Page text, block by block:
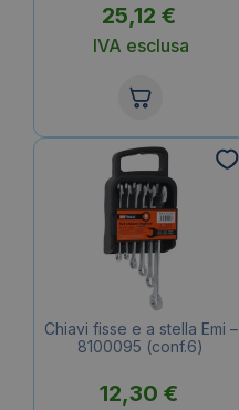
25,12 €
IVA esclusa
Chiavi fisse e a stella Emi –
8100095 (conf.6)
12,30 €